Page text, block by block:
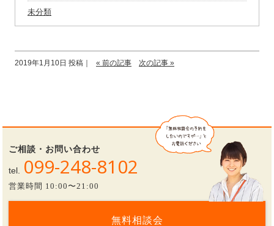
未分類
2019年1月10日 投稿｜ « 前の記事 次の記事 »
ご相談・お問い合わせ
tel. 099-248-8102
営業時間 10:00〜21:00
無料相談会